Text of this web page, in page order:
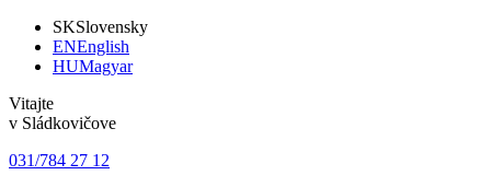
SKSlovensky
ENEnglish
HUMagyar
Vitajte
v Sládkovičove
031/784 27 12